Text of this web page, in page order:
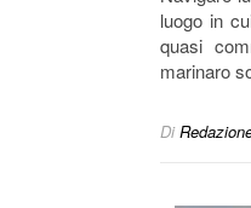
luogo in
quasi
marinaro
Di